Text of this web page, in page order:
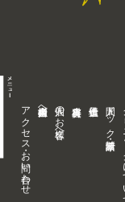
アクセス・お問い合わせ 企業内担当者様へ 個人のお客様へ 人間ドック・健康診断 ク